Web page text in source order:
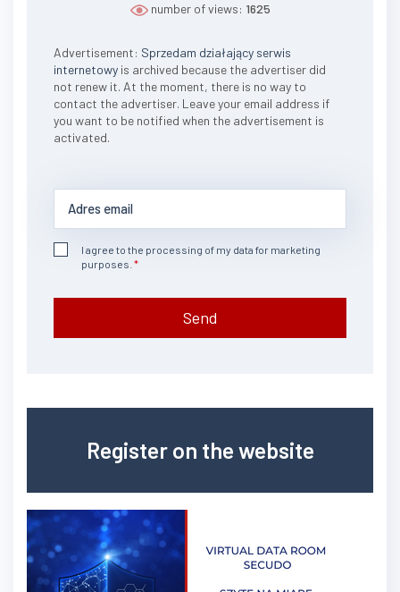
number of views: 1625
Advertisement: Sprzedam działający serwis
internetowy is archived because the advertiser did
not renew it. At the moment, there is no way to
contact the advertiser. Leave your email address if
you want to be notified when the advertisement is
activated.
I agree to the processing of my data for marketing
purposes.
Send
Register on the website